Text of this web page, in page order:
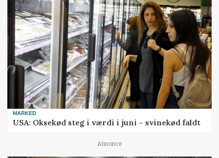
MARKED
USA: Oksekød steg i værdi i juni – svinekød faldt
Annonce